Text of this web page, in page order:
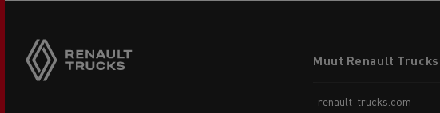
menuMuut Renault
renault-trucks.com